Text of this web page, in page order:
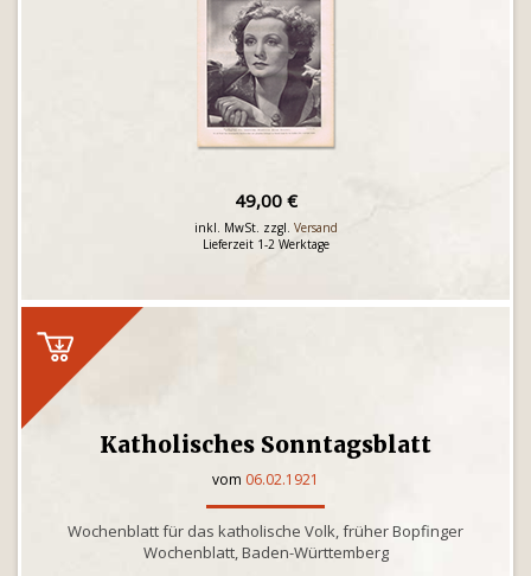
49,00 €
inkl. MwSt. zzgl. Versand
Lieferzeit 1-2 Werktage
Katholisches Sonntagsblatt
vom 06.02.1921
Wochenblatt für das katholische Volk, früher Bopfinger
Wochenblatt, Baden-Württemberg